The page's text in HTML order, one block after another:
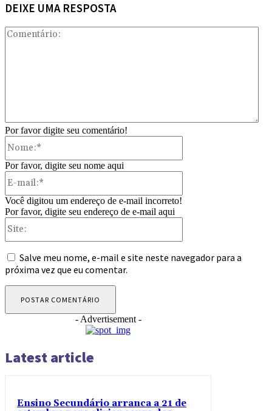
DEIXE UMA RESPOSTA
Por favor digite seu comentário!
Por favor, digite seu nome aqui
Você digitou um endereço de e-mail incorreto!
Por favor, digite seu endereço de e-mail aqui
Salve meu nome, e-mail e site neste navegador para a
próxima vez que eu comentar.
- Advertisement -
Latest article
Ensino Secundário arranca a 21 de